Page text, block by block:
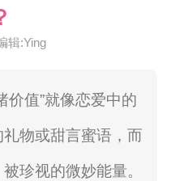
辑:Ying
价值”就像恋爱中的
物或甜言蜜语，而
珍视的微妙能量。